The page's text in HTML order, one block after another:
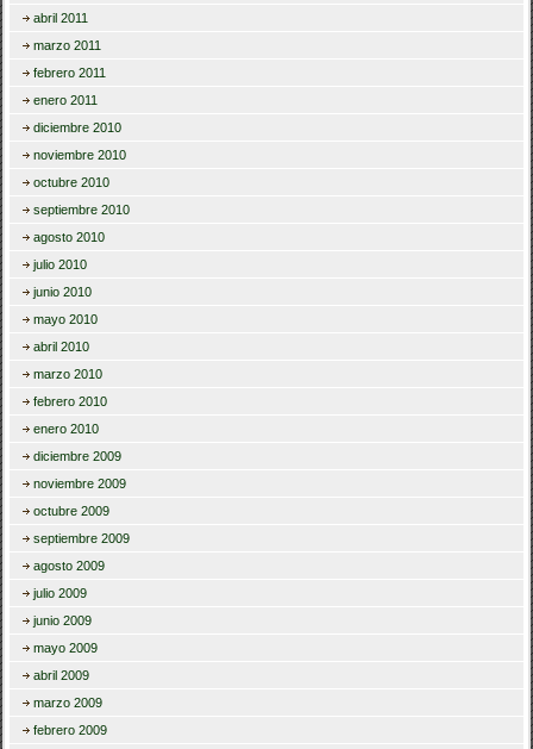
abril 2011
marzo 2011
febrero 2011
enero 2011
diciembre 2010
noviembre 2010
octubre 2010
septiembre 2010
agosto 2010
julio 2010
junio 2010
mayo 2010
abril 2010
marzo 2010
febrero 2010
enero 2010
diciembre 2009
noviembre 2009
octubre 2009
septiembre 2009
agosto 2009
julio 2009
junio 2009
mayo 2009
abril 2009
marzo 2009
febrero 2009